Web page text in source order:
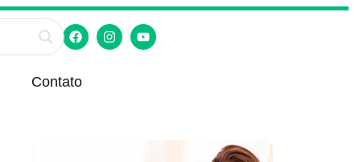
Contato